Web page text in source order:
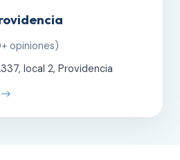
opiniones)
local 2, Providencia